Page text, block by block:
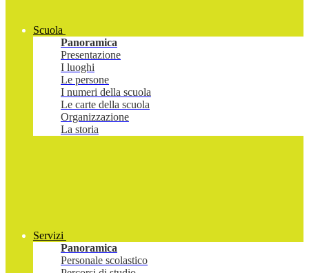
Scuola
Panoramica
Presentazione
I luoghi
Le persone
I numeri della scuola
Le carte della scuola
Organizzazione
La storia
Servizi
Panoramica
Personale scolastico